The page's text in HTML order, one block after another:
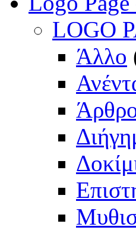
LOGO
Άλλο